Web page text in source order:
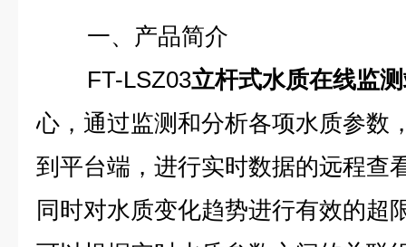
一、产品简介
FT-LSZ03立杆式水质在线监
心，通过监测和分析各项水质参数
到平台端，进行实时数据的远程查
同时对水质变化趋势进行有效的超